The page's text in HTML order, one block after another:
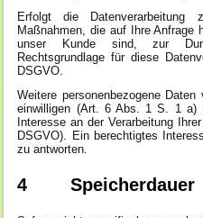
Erfolgt die Datenverarbeitung
Maßnahmen, die auf Ihre Anfrage
unser Kunde sind, zur
Rechtsgrundlage für diese
DSGVO.
Weitere personenbezogene
einwilligen (Art. 6 Abs. 1 S. 1 a)
Interesse an der Verarbeitung
DSGVO). Ein berechtigtes
zu antworten.
4 Speicherdauer